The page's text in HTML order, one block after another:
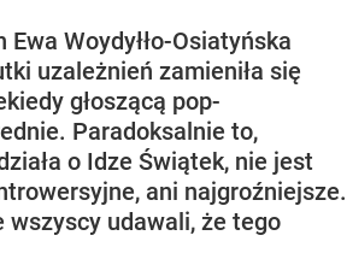
Woydyłło-Osiatyńska
uzależnień zamieniła się
głoszącą pop-
Paradoksalnie to,
o Idze Świątek, nie jest
ani najgroźniejsze.
wszyscy udawali, że tego